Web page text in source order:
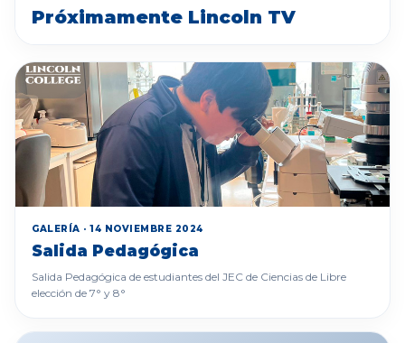
Próximamente Lincoln TV
GALERÍA · 14 NOVIEMBRE 2024
Salida Pedagógica
Salida Pedagógica de estudiantes del JEC de Ciencias de Libre
elección de 7° y 8°